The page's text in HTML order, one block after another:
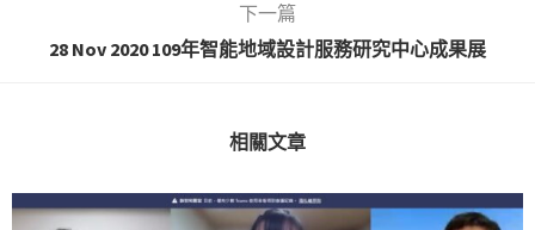
下一篇
28 Nov 2020 109年智能地域設計服務研究中心成果展
相關文章